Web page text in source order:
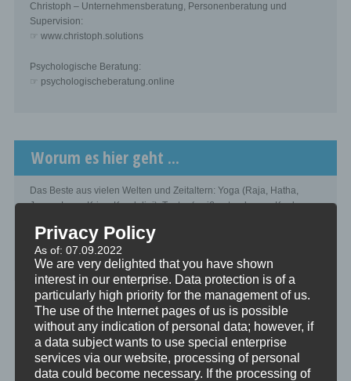
Christoph – Unternehmensberatung, Personenberatung und
Supervision:
☞ www.christoph.solutions
Psychologische Beratung:
☞ psychologischeberatung.online
Worum es hier geht ...
Das Beste aus vielen Welten und Zeitaltern: Yoga (Raja, Hatha,
Jnana, Laya, Kriya, Kundalini), Tantra (weiß, rot, schwarz, Kaula,
Therapy®, Brainspotting, EFT, Provocative Interventions,
Schamanismus, Huna, Achtsamkeit & Bewusstheit, Sex-Magick, Life
Hacks.
Privacy Policy
As of: 07.09.2022
We are very delighted that you have shown
interest in our enterprise. Data protection is of a
particularly high priority for the management of us.
The use of the Internet pages of us is possible
without any indication of personal data; however, if
a data subject wants to use special enterprise
services via our website, processing of personal
data could become necessary. If the processing of